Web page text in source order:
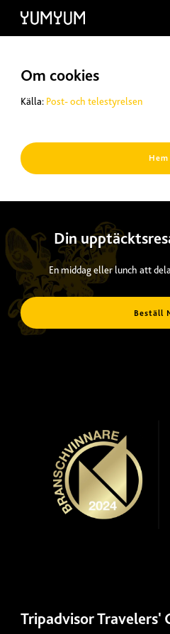
Om cookies
Källa: Post- och telestyrelsen
Hem
Din
En middag eller lunch att
Beställ
Tripadvisor Travelers'